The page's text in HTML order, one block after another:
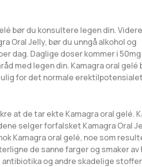
bør du konsultere legen din.
Oral Jelly, bør du unngå alkohol og
dag. Daglige doser kommer i 50mg
med legen din. Kamagra oral gelé
for det normale
at de tar ekte Kamagra oral gelé.
selger forfalsket Kamagra Oral
Kamagra oral gelé, noe som
de sanne farger og smaker av
og andre skadelige